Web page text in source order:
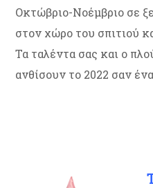
Οκτώβριο-Νοέμβριο σε
στον χώρο του σπιτιού
Τα ταλέντα σας και ο
ανθίσουν το 2022 σαν